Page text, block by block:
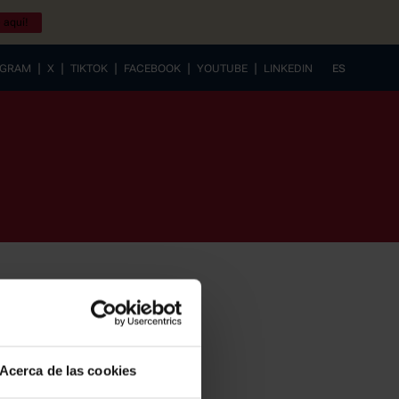
Acerca de las cookies
aquí!
| X | TIKTOK | FACEBOOK | YOUTUBE | LINKEDIN
ES